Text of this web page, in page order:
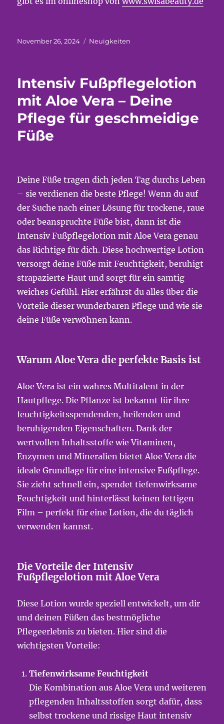
Veröffentlicht
November 26, 2024 Kategorien
Neuigkeiten
Intensiv Fußpflegelotion
mit Aloe Vera – Deine
Pflege für geschmeidige
Füße
Deine Füße tragen dich jeden Tag durchs Leben
– sie verdienen die beste Pflege! Wenn du auf
der Suche nach einer Lösung für trockene, raue
oder beanspruchte Füße bist, dann ist die
Intensiv Fußpflegelotion mit Aloe Vera genau
das Richtige für dich. Diese hochwertige Lotion
versorgt deine Füße mit Feuchtigkeit, beruhigt
strapazierte Haut und sorgt für ein samtig
weiches Gefühl. Hier erfährst du alles über die
Vorteile dieser wunderbaren Pflege und wie sie
deine Füße verwöhnen kann.
Warum Aloe Vera die perfekte Basis ist
Aloe Vera ist ein wahres Multitalent in der
Hautpflege. Die Pflanze ist bekannt für ihre
feuchtigkeitsspendenden, heilenden und
beruhigenden Eigenschaften. Dank der
wertvollen Inhaltsstoffe wie Vitaminen,
Enzymen und Mineralien bietet Aloe Vera die
ideale Grundlage für eine intensive Fußpflege.
Sie zieht schnell ein, spendet tiefenwirksame
Feuchtigkeit und hinterlässt keinen fettigen
Film – perfekt für eine Lotion, die du täglich
verwenden kannst.
Die Vorteile der Intensiv
Fußpflegelotion mit Aloe Vera
Diese Lotion wurde speziell entwickelt, um dir
und deinen Füßen das bestmögliche
Pflegeerlebnis zu bieten. Hier sind die
wichtigsten Vorteile:
Tiefenwirksame Feuchtigkeit
Die Kombination aus Aloe Vera und weiteren
pflegenden Inhaltsstoffen sorgt dafür, dass
selbst trockene und rissige Haut intensiv